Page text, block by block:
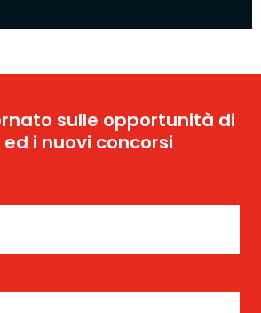
sulle opportunità di
ed i nuovi concorsi